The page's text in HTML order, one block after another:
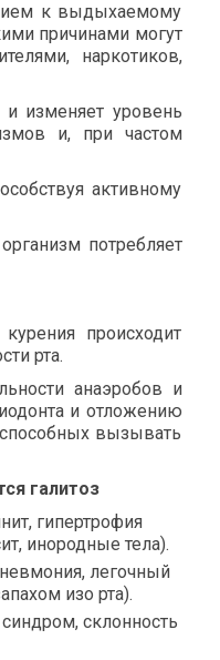
к выдыхаемому
причинами могут
наркотиков,
изменяет уровень
и, при частом
активному
потребляет
происходит
рта.
анаэробов и
и отложению
вызывать
галитоз
гипертрофия
инородные тела).
легочный
изо рта).
склонность